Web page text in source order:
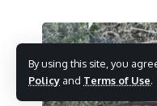
By using this site, you
Policy and Terms of Use.